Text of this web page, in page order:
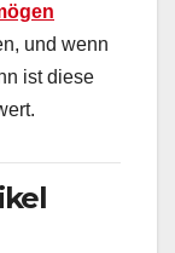
und wenn
ist diese